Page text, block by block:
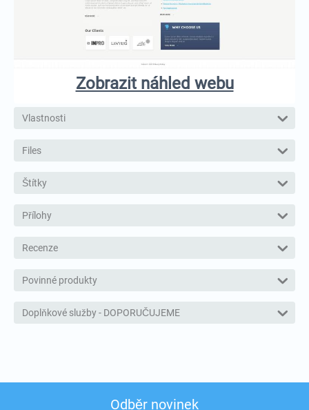
Zobrazit náhled webu
Vlastnosti
Files
Štítky
Přílohy
Recenze
Povinné produkty
Doplňkové služby - DOPORUČUJEME
Odběr novinek